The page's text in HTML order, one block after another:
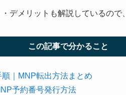
デメリットも解説しているので
この記事で分かること
｜MNP転出方法まとめ
予約番号発行方法